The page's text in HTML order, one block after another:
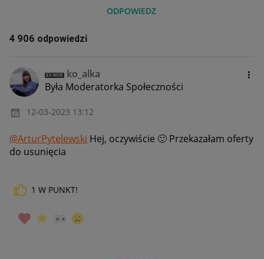
ODPOWIEDZ
4 906 odpowiedzi
ko_alka
Była Moderatorka Społeczności
‎12-03-2023 13:12
@ArturPytelewski Hej, oczywiście 🙂 Przekazałam oferty
do usunięcia
1 W PUNKT!